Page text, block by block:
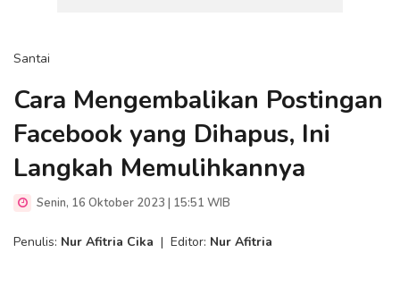
Santai
Cara Mengembalikan Postingan
Facebook yang Dihapus, Ini
Langkah Memulihkannya
Senin, 16 Oktober 2023 | 15:51 WIB
Penulis: Nur Afitria Cika | Editor: Nur Afitria